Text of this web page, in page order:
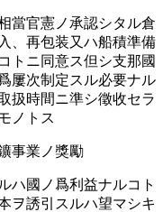
當官憲ノ承認󠄁シタル倉
、再包󠄁装又ハ船積準備
トニ同意ス但シ支那國
屢次制定スル必要󠄁ナル
扱時間ニ準シ徵收セラ
ノトス
業ノ獎勵
ハ國ノ爲利益ナルコト
ヲ誘引スルハ望マシキ